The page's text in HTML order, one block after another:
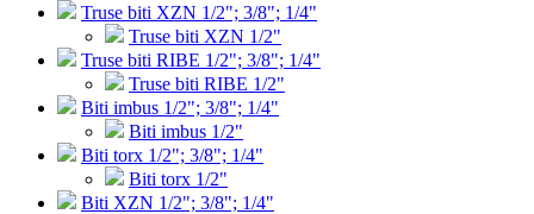
Truse biti XZN 1/2"; 3/8"; 1/4"
Truse biti XZN 1/2"
Truse biti RIBE 1/2"; 3/8"; 1/4"
Truse biti RIBE 1/2"
Biti imbus 1/2"; 3/8"; 1/4"
Biti imbus 1/2"
Biti torx 1/2"; 3/8"; 1/4"
Biti torx 1/2"
Biti XZN 1/2"; 3/8"; 1/4"